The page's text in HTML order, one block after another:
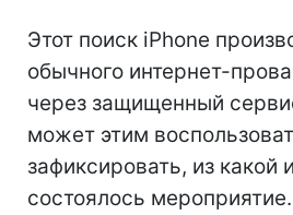
Этот поиск iPhone
обычного интернет-
через защищенный
может этим
зафиксировать, из какой
состоялось мероприятие.